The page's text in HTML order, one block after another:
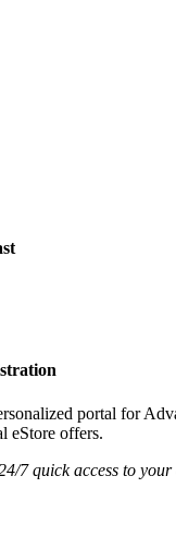
portal for
eStore offers.
7 quick access to